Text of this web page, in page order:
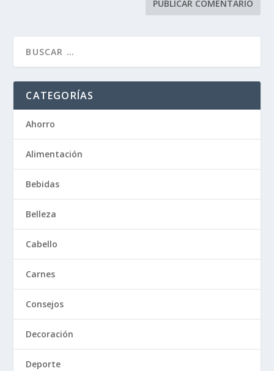
CATEGORÍAS
Ahorro
Alimentación
Bebidas
Belleza
Cabello
Carnes
Consejos
Decoración
Deporte